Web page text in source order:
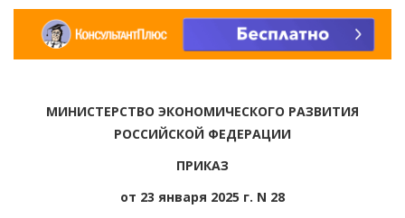
МИНИСТЕРСТВО ЭКОНОМИЧЕСКОГО РАЗВИТИЯ
РОССИЙСКОЙ ФЕДЕРАЦИИ
ПРИКАЗ
от 23 января 2025 г. N 28